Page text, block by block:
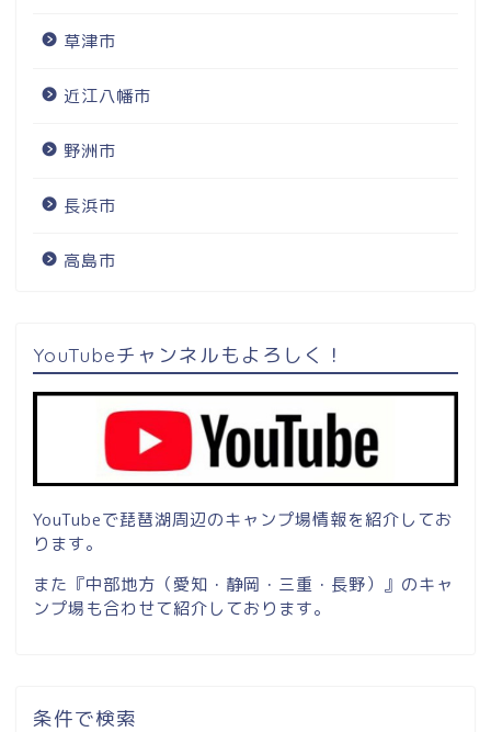
草津市
近江八幡市
野洲市
長浜市
高島市
YouTubeチャンネルもよろしく！
YouTubeで琵琶湖周辺のキャンプ場情報を紹介してお
ります。
また『中部地方（愛知・静岡・三重・長野）』のキャ
ンプ場も合わせて紹介しております。
条件で検索